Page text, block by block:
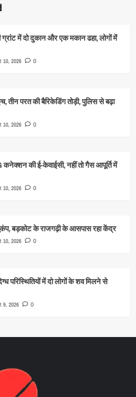
में दो दुकान और एक मकान ढहा, लोगों में
10, 2026 0
तीन परत की बैरिकेडिंग तोड़ी, पुलिस से बढ़ा
10, 2026 0
की ई-केवाईसी, नहीं तो गैस आपूर्ति में
10, 2026 0
बड़कोट के राजगढ़ी के आसपास रहा केंद्र
10, 2026 0
परिस्थितियों में दो लोगों के शव मिलने से
9, 2026 0